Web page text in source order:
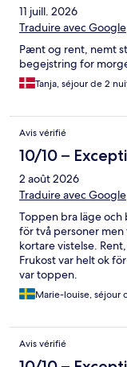
11 juill. 2026
Traduire avec Google
Pænt og rent, nemt
begejstring for
Tanja, séjour de 2
Avis vérifié
10/10 –
2 août 2026
Traduire avec Google
Toppen bra läge och
för två personer men
kortare vistelse.
Frukost var helt ok
var toppen.
Marie-louise, séjour
Avis vérifié